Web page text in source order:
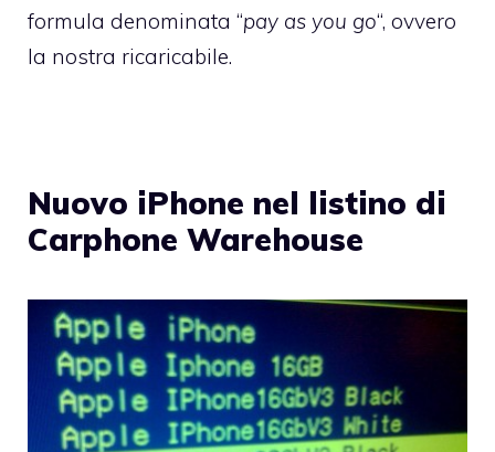
formula denominata “pay as you go“, ovvero
la nostra ricaricabile.
Nuovo iPhone nel listino di
Carphone Warehouse